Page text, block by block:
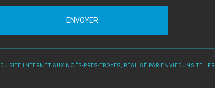
ENVOYER
SITE INTERNET AUX NOËS-PRÈS-TROYES, RÉALISÉ PAR ENVIEDUNSITE . FR